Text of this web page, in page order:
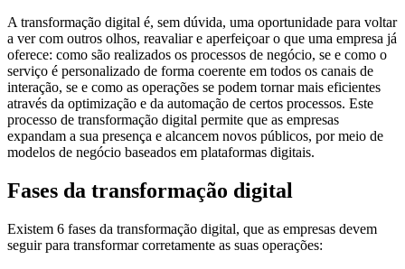
A transformação digital é, sem dúvida, uma oportunidade para voltar
a ver com outros olhos, reavaliar e aperfeiçoar o que uma empresa já
oferece: como são realizados os processos de negócio, se e como o
serviço é personalizado de forma coerente em todos os canais de
interação, se e como as operações se podem tornar mais eficientes
através da optimização e da automação de certos processos. Este
processo de transformação digital permite que as empresas
expandam a sua presença e alcancem novos públicos, por meio de
modelos de negócio baseados em plataformas digitais.
Fases da transformação digital
Existem 6 fases da transformação digital, que as empresas devem
seguir para transformar corretamente as suas operações: